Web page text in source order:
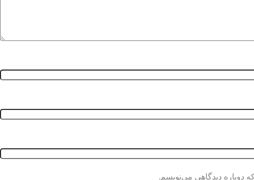
دوباره دیدگاهی می‌نویسم.